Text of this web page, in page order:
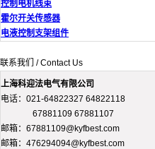
控制电机线束
霍尔开关传感器
电液控制支架组件
联系我们 / Contact Us
上海科迎法电气有限公司
电话：021-64822327 64822118
67881109 67881107
邮箱：67881109@kyfbest.com
邮箱：476294094@kyfbest.com